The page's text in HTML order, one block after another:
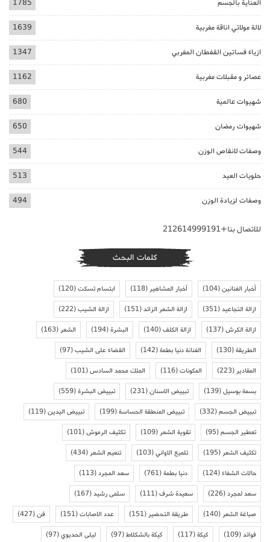
العناية بالجسم 1785
لالة مولاتي اناقة مغربية 1639
ازياء فساتين القفطان المغربي 1347
عصائر و مقبلات مغربية 1162
شهيوات عالمية 680
شهيوات رمضان 650
وصفات لانقاص الوزن 544
حلويات العيد 513
وصفات لزيادة الوزن 494
للاتصال بنا+212614999191
كلمات البحث
أخبار الفنانين(104) أخبار المشاهير(118) ابتسام تسكت(120)
ازالة التجاعيد(351) ازالة الشعر الزائد(151) ازالة الشيب(222)
ازالة الكرش(137) ازالة الكلف(140) البشرة(194) الشعر(163)
الطريقة(130) الفنانة دنيا بطمة(142) القضاء على الشيب(97)
المقادير(223) المكونات(116) الملك محمد السادس(101)
بسمة بوسيل(139) تبييض الاسنان(231) تبييض البشرة(559)
تبييض الجسم(332) تبييض المنطقة الحساسة(199) تبييض اليدين(119)
تعطير الجسم(95) تقوية الشعر(109) تكثيف الرموش(101)
تكثيف الشعر(195) تلميع الاواني(103) تنعيم الشعر(434)
حالات الشفاء(124) دنيا بطمة(761) سعد المجرد(113)
سعد لمجرد(226) سعيدة شرف(111) سلمى رشيد(167)
صباغة الشعر(140) طريقة التحضير(151) عدد الاصابات(151) فن(427)
فوائد(109) كيكة(117) كيكة بالشكلاط(97) ليلى الحديوي(97)